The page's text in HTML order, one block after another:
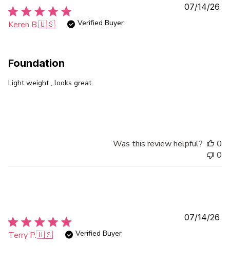
Keren B.🇺🇸 Verified Buyer
Foundation
Light weight , looks great
07/14/26
Was this review helpful?
0
0
Terry P.🇺🇸 Verified Buyer
07/14/26